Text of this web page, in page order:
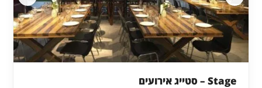
Stage – סטייג אירועים